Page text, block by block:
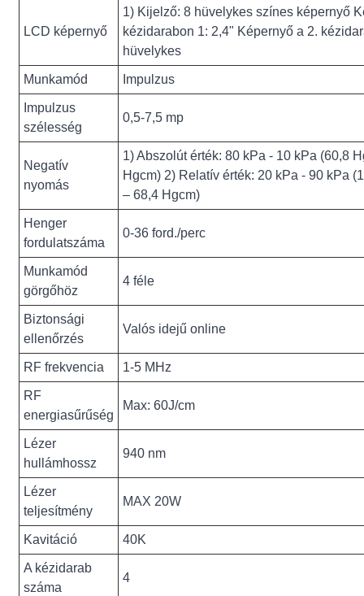
LCD képernyő
1) Kijelző: 8 hüvelykes színes képernyő
kézidarabon 1: 2,4" Képernyő a 2.
hüvelykes
Munkamód Impulzus
Impulzus
szélesség
0,5-7,5 mp
Negatív
nyomás
1) Abszolút érték: 80 kPa - 10 kPa (60,8
Hgcm) 2) Relatív érték: 20 kPa - 90 kPa
– 68,4 Hgcm)
Henger
fordulatszáma
0-36 ford./perc
Munkamód
görgőhöz
4 féle
Biztonsági
ellenőrzés
Valós idejű online
RF frekvencia 1-5 MHz
RF
energiasűrűség
Max: 60J/cm
Lézer
hullámhossz
940 nm
Lézer
teljesítmény
MAX 20W
Kavitáció 40K
A kézidarab
száma
4